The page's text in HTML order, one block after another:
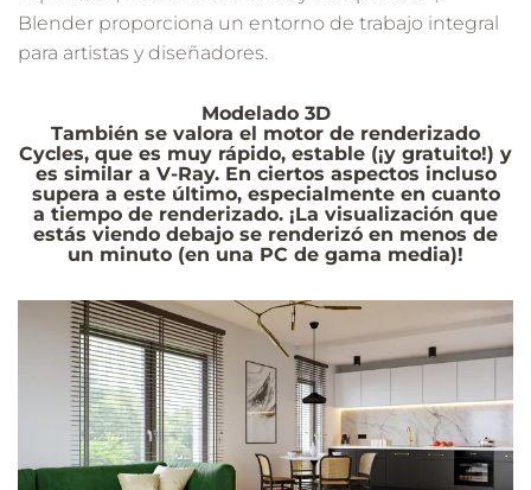
Blender proporciona un entorno de trabajo integral
para artistas y diseñadores.
Modelado 3D
También se valora el motor de renderizado
Cycles, que es muy rápido, estable (¡y gratuito!) y
es similar a V-Ray. En ciertos aspectos incluso
supera a este último, especialmente en cuanto
a tiempo de renderizado. ¡La visualización que
estás viendo debajo se renderizó en menos de
un minuto (en una PC de gama media)!